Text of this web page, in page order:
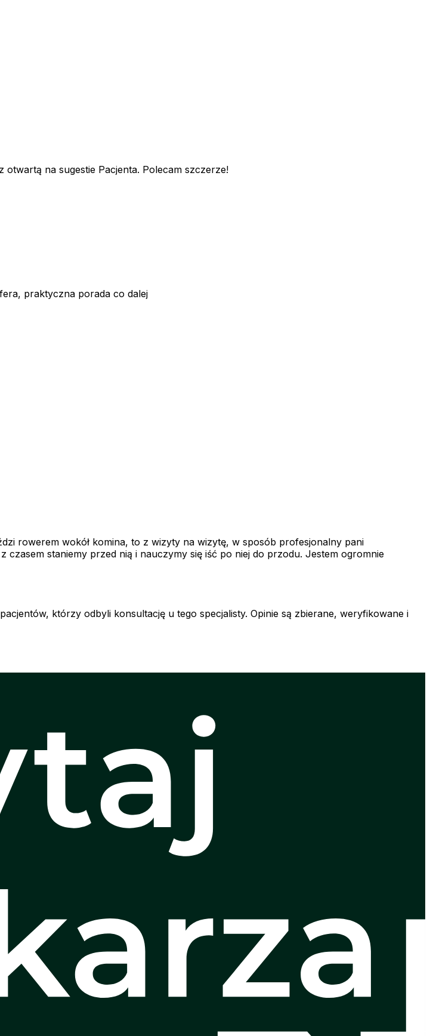
na sugestie Pacjenta. Polecam szczerze!
praktyczna porada co dalej
rowerem wokół komina, to z wizyty na wizytę, w sposób profesjonalny pani
czasem staniemy przed nią i nauczymy się iść po niej do przodu. Jestem ogromnie
którzy odbyli konsultację u tego specjalisty. Opinie są zbierane, weryfikowane i